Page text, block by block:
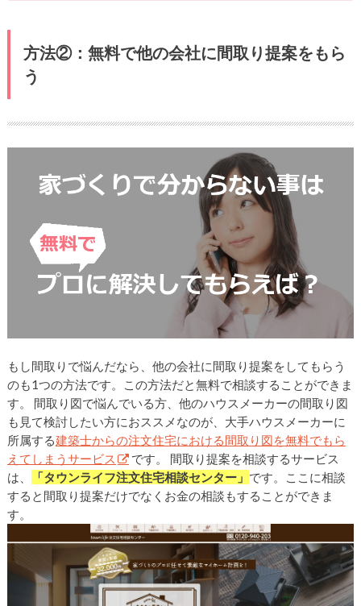
方法②：無料で他の会社に間取り提案をもら
う
もし間取りで悩んだなら、他の会社に間取り提案をしてもらう
のも1つの方法です。この方法だと無料で相談することができま
す。 間取り図で悩んでいる方、他のハウスメーカーの間取り図
も見て検討したい方におススメなのが、大手ハウスメーカーに
所属する建築士からの注文住宅における間取り図を無料でもら
えてしまうサービス
です。 間取り提案を相談するサービス
は、
「タウンライフ注文住宅相談センター」 です。ここに相談
すると間取り提案だけでなくお金の相談もすることができま
す。